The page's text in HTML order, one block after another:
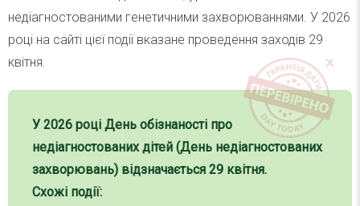
недіагностованими генетичними захворюваннями. У 2026
році на сайті цієї події вказане проведення заходів 29
квітня.
У 2026 році День обізнаності про
недіагностованих дітей (День недіагностованих
захворювань) відзначається 29 квітня.
Схожі події: